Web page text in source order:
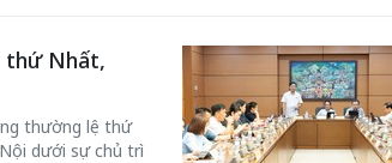
thứ Nhất,
thường lệ thứ
dưới sự chủ trì